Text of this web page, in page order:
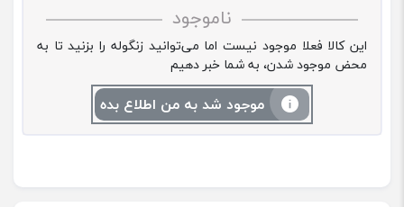
ناموجود
این کالا فعلا موجود نیست اما می‌توانید زنگوله را بزنید تا به
محض موجود شدن، به شما خبر دهیم
موجود شد به من اطلاع بده